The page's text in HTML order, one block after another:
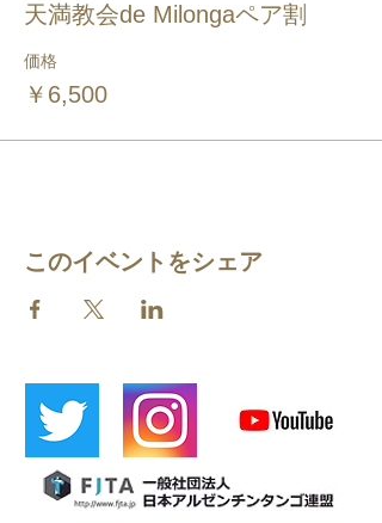
天満教会de Milongaペア割
価格
￥6,500
このイベントをシェア